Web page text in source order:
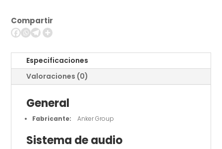
(0)Online
cantidad
Compartir
Especificaciones
Valoraciones (0)
General
Fabricante: Anker Group
Sistema de audio